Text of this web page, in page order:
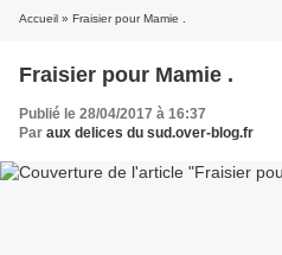
Accueil » Fraisier pour Mamie .
Fraisier pour Mamie .
Publié le 28/04/2017 à 16:37
Par aux delices du sud.over-blog.fr